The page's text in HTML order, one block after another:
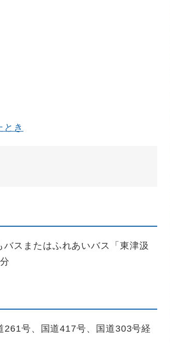
き
スまたはふれあいバス「東津汲
号、国道417号、国道303号経